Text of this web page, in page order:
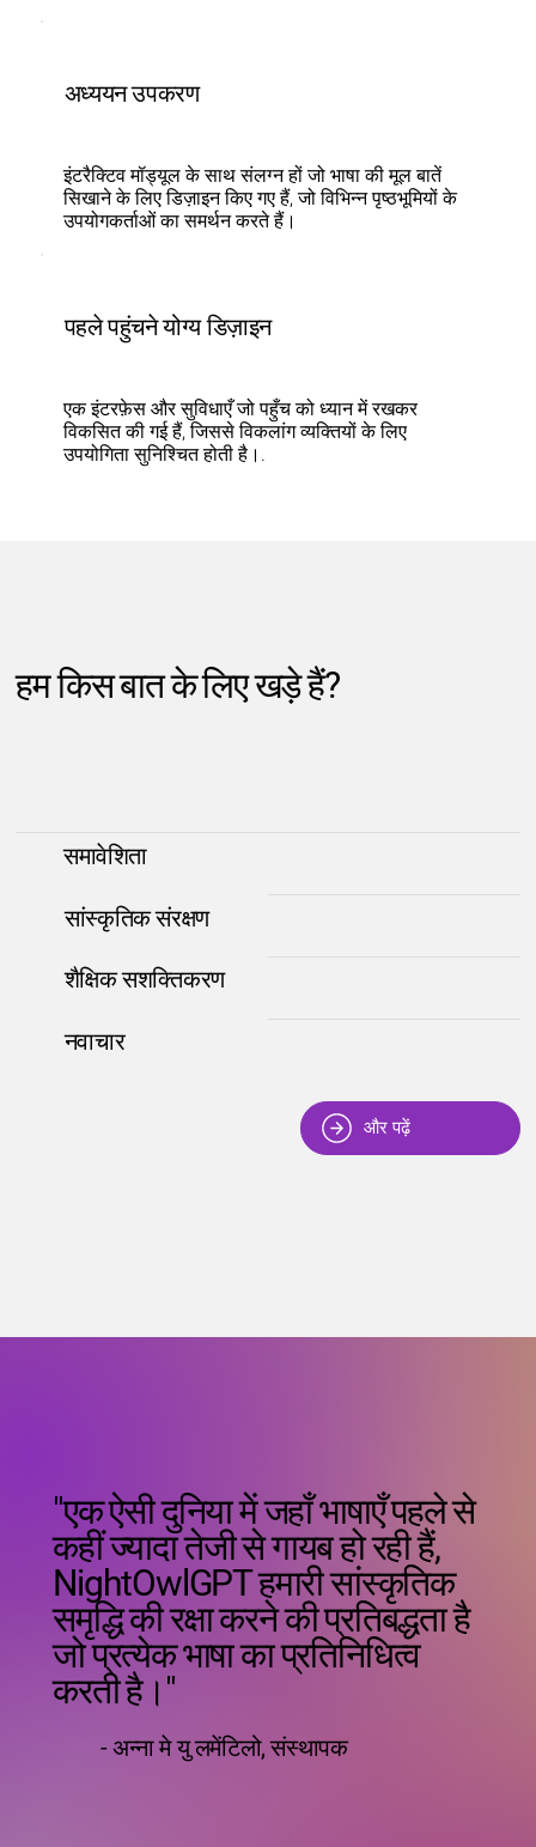
अध्ययन उपकरण
इंटरैक्टिव मॉड्यूल के साथ संलग्न हों जो भाषा की मूल बातें
सिखाने के लिए डिज़ाइन किए गए हैं, जो विभिन्न पृष्ठभूमियों के
उपयोगकर्ताओं का समर्थन करते हैं।
पहले पहुंचने योग्य डिज़ाइन
एक इंटरफ़ेस और सुविधाएँ जो पहुँच को ध्यान में रखकर
विकसित की गई हैं, जिससे विकलांग व्यक्तियों के लिए
उपयोगिता सुनिश्चित होती है।.
समावेशिता
सांस्कृतिक संरक्षण
शैक्षिक सशक्तिकरण
नवाचार
और पढ़ें
हम किस बात के लिए खड़े हैं?
"एक ऐसी दुनिया में जहाँ भाषाएँ पहले से
कहीं ज्यादा तेजी से गायब हो रही हैं,
NightOwlGPT हमारी सांस्कृतिक
समृद्धि की रक्षा करने की प्रतिबद्धता है
जो प्रत्येक भाषा का प्रतिनिधित्व
करती है।"
- अन्ना मे यु लमेंटिलो, संस्थापक